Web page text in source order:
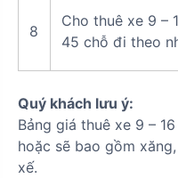
8
Cho thuê xe 9 –
45 chỗ đi theo
Quý khách lưu ý:
Bảng giá thuê xe 9 –
hoặc sẽ bao gồm
xế.